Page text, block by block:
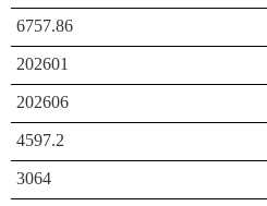
6757.86
202601
202606
4597.2
3064